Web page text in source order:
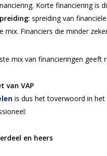
Korte financiering is
: spreiding van
mix. Financiers die minder
mix van financieringen
van VAP
is dus het toverwoord in het
erdeel en heers